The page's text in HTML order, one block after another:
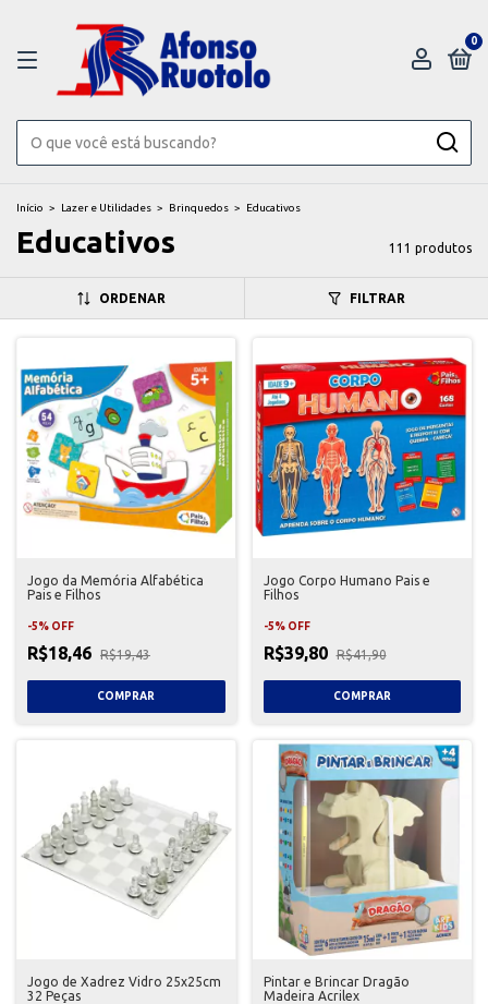
0
Início > Lazer e Utilidades > Brinquedos > Educativos
Educativos 111 produtos
ORDENAR FILTRAR
Jogo da Memória Alfabética
Pais e Filhos
-5% OFF
R$18,46 R$19,43
Jogo Corpo Humano Pais e
Filhos
-5% OFF
R$39,80 R$41,90
Jogo de Xadrez Vidro 25x25cm
32 Peças
Pintar e Brincar Dragão
Madeira Acrilex